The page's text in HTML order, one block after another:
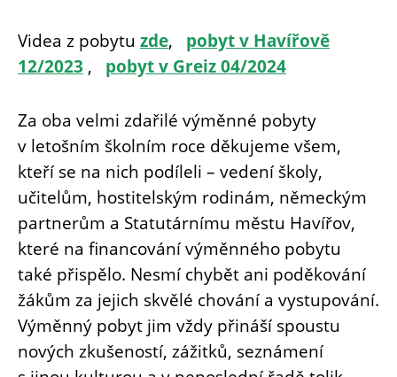
Videa z pobytu zde, pobyt v Havířově
12/2023 , pobyt v Greiz 04/2024
Za oba velmi zdařilé výměnné pobyty
v letošním školním roce děkujeme všem,
kteří se na nich podíleli – vedení školy,
učitelům, hostitelským rodinám, německým
partnerům a Statutárnímu městu Havířov,
které na financování výměnného pobytu
také přispělo. Nesmí chybět ani poděkování
žákům za jejich skvělé chování a vystupování.
Výměnný pobyt jim vždy přináší spoustu
nových zkušeností, zážitků, seznámení